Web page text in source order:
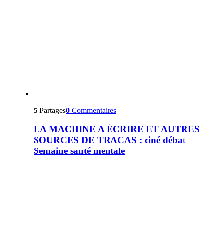
5 Partages0 Commentaires
LA MACHINE A ÉCRIRE ET AUTRES
SOURCES DE TRACAS : ciné débat
Semaine santé mentale